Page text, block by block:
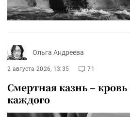
Ольга Андреева
2 августа 2026, 13:35 71
Смертная казнь – кровь
каждого